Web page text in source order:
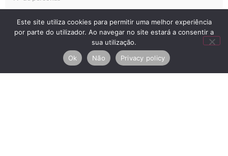
Este site utiliza cookies para permitir uma melhor experiência
por parte do utilizador. Ao navegar no site estará a consentir a
sua utilização.
Ok
Não Privacy policy